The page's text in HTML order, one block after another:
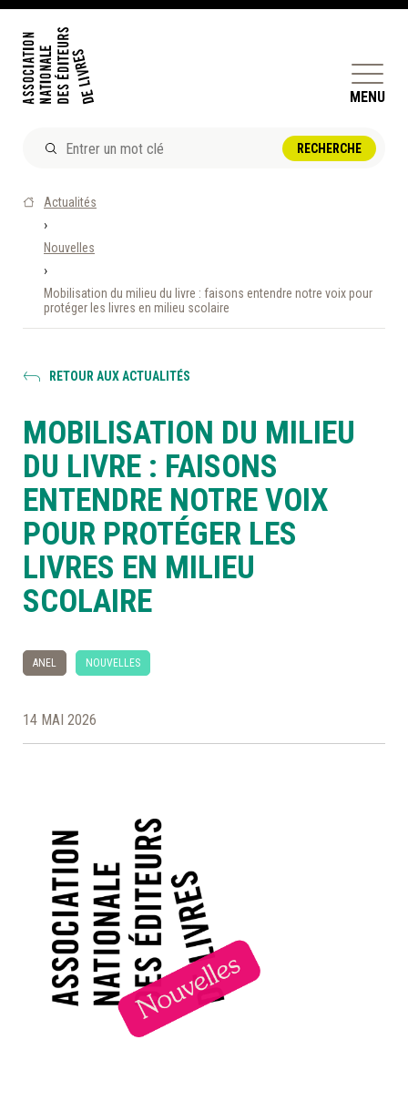
MENU
DOSSIERS ET ENJEUX
ÊTRE ÉDITEUR·TRICE
PERFECTIONNEMENT
ET SERVICES AUX MEMBRES
À LA POINTE DE LA PROFESSION
À PROPOS DEVENIR MEMBRE NOUS JOINDRE
Actualités
›
Nouvelles
›
Mobilisation du milieu du livre : faisons entendre notre voix pour
protéger les livres en milieu scolaire
RETOUR AUX ACTUALITÉS
MOBILISATION DU MILIEU
DU LIVRE : FAISONS
ENTENDRE NOTRE VOIX
POUR PROTÉGER LES
LIVRES EN MILIEU
SCOLAIRE
ANEL NOUVELLES
14 MAI 2026